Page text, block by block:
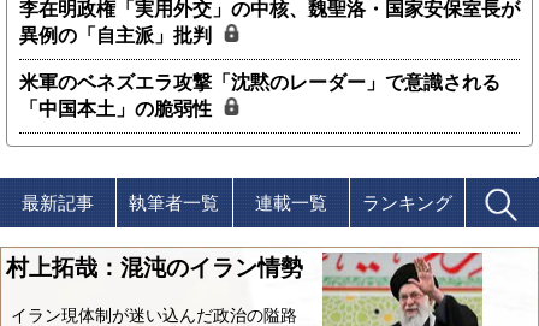
李在明政権「実用外交」の中核、魏聖洛・国家安保室長が
異例の「自主派」批判
米軍のベネズエラ攻撃「沈黙のレーダー」で意識される
「中国本土」の脆弱性
最新記事 執筆者一覧 連載一覧 ランキング
村上拓哉：混沌のイラン情勢
イラン現体制が迷い込んだ政治の隘路